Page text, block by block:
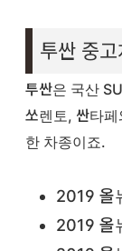
투싼 중
투싼은 국산
쏘렌토, 싼타
한 차종이죠.
2019 올
2019 올